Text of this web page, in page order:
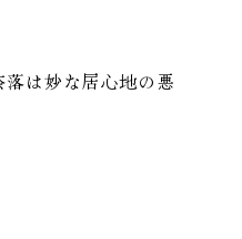
は妙な居心地の悪